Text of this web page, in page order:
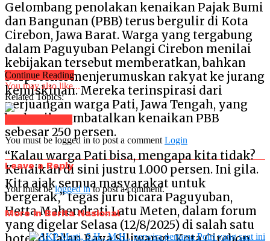
Gelombang penolakan kenaikan Pajak Bumi
dan Bangunan (PBB) terus bergulir di Kota
Cirebon, Jawa Barat. Warga yang tergabung
dalam Paguyuban Pelangi Cirebon menilai
kebijakan tersebut memberatkan, bahkan
berpotensi menjerumuskan rakyat ke jurang
kemiskinan. Mereka terinspirasi dari
perjuangan warga Pati, Jawa Tengah, yang
berhasil membatalkan kenaikan PBB
sebesar 250 persen.
“Kalau warga Pati bisa, mengapa kita tidak?
Kenaikan di sini justru 1.000 persen. Ini gila.
Kita ajak semua masyarakat untuk
bergerak,” tegas juru bicara Paguyuban,
Hetta Mahendrati Latu Meten, dalam forum
yang digelar Selasa (12/8/2025) di salah satu
Continue Reading
You may also like...
Related Topics:
You must be logged in to post a comment Login
Leave a Reply
You must belogged into post a comment.
More in Berita Nasional